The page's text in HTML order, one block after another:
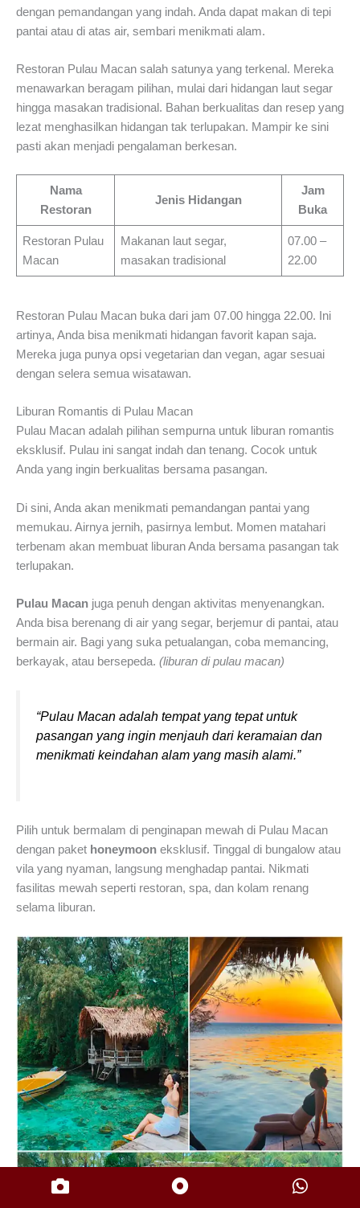
dengan pemandangan yang indah. Anda dapat makan di tepi
pantai atau di atas air, sembari menikmati alam.
Restoran Pulau Macan salah satunya yang terkenal. Mereka
menawarkan beragam pilihan, mulai dari hidangan laut segar
hingga masakan tradisional. Bahan berkualitas dan resep yang
lezat menghasilkan hidangan tak terlupakan. Mampir ke sini
pasti akan menjadi pengalaman berkesan.
Nama
Restoran
Jenis Hidangan
Jam
Buka
Restoran Pulau
Macan
Makanan laut segar,
masakan tradisional
07.00 –
22.00
Restoran Pulau Macan buka dari jam 07.00 hingga 22.00. Ini
artinya, Anda bisa menikmati hidangan favorit kapan saja.
Mereka juga punya opsi vegetarian dan vegan, agar sesuai
dengan selera semua wisatawan.
Liburan Romantis di Pulau Macan
Pulau Macan adalah pilihan sempurna untuk liburan romantis
eksklusif. Pulau ini sangat indah dan tenang. Cocok untuk
Anda yang ingin berkualitas bersama pasangan.
Di sini, Anda akan menikmati pemandangan pantai yang
memukau. Airnya jernih, pasirnya lembut. Momen matahari
terbenam akan membuat liburan Anda bersama pasangan tak
terlupakan.
Pulau Macan juga penuh dengan aktivitas menyenangkan.
Anda bisa berenang di air yang segar, berjemur di pantai, atau
bermain air. Bagi yang suka petualangan, coba memancing,
berkayak, atau bersepeda. (liburan di pulau macan)
“Pulau Macan adalah tempat yang tepat untuk
pasangan yang ingin menjauh dari keramaian dan
menikmati keindahan alam yang masih alami.”
Pilih untuk bermalam di penginapan mewah di Pulau Macan
dengan paket honeymoon eksklusif. Tinggal di bungalow atau
vila yang nyaman, langsung menghadap pantai. Nikmati
fasilitas mewah seperti restoran, spa, dan kolam renang
selama liburan.